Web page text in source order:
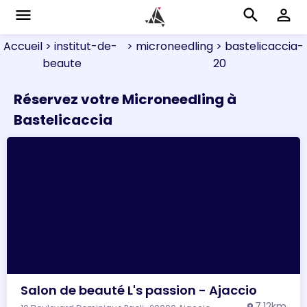
menu search perm_identity
Accueil > institut-de-
beaute
> microneedling > bastelicaccia-
20
Réservez votre Microneedling à
Bastelicaccia
Salon de beauté L's passion - Ajaccio